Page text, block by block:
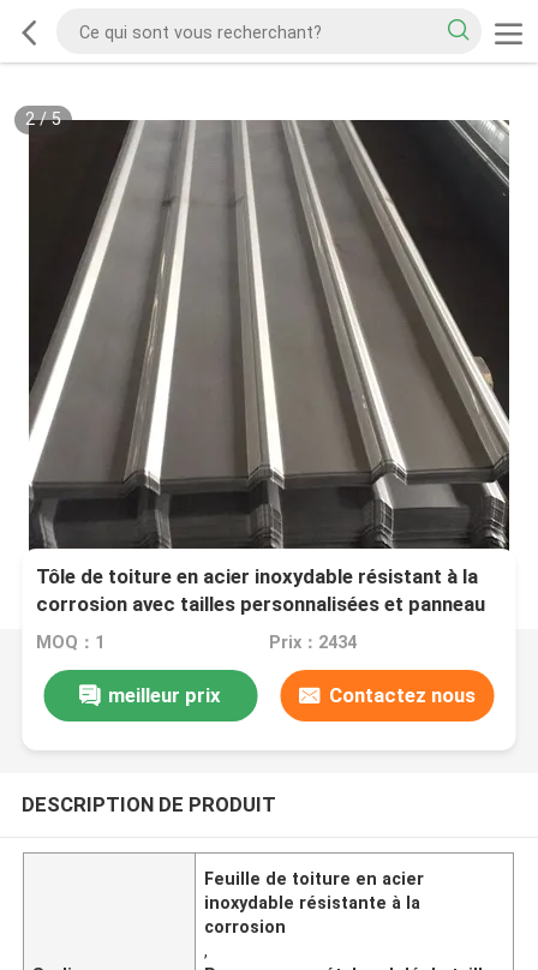
2/5
Tôle de toiture en acier inoxydable résistant à la
corrosion avec tailles personnalisées et panneau
métallique ondulé résistant aux intempéries
MOQ：1 Prix：2434
meilleur prix Contactez nous
DESCRIPTION DE PRODUIT
Feuille de toiture en acier
inoxydable résistante à la
corrosion
,